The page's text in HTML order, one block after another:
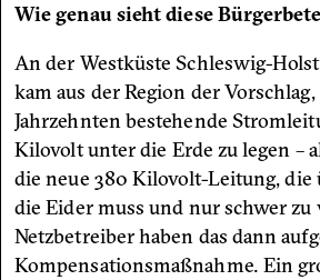
Wie genau sieht diese
An der Westküste Schleswig-
kam aus der Region der
Jahrzehnten bestehende
Kilovolt unter die Erde zu legen –
die neue 380 Kilovolt-Leitung, die
die Eider muss und nur schwer zu
Netzbetreiber haben das dann
Kompensationsmaßnahme. Ein